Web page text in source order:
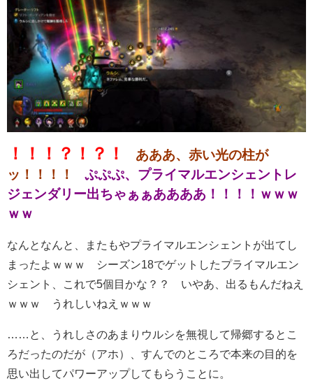
！！！？！？！
あああ、赤い光の柱が
ッ！！！！
ぷぷぷ、プライマルエンシェントレ
ジェンダリー出ちゃぁぁああああ！！！！ｗｗｗ
ｗｗ
なんとなんと、またもやプライマルエンシェントが出てし
まったよｗｗｗ シーズン18でゲットしたプライマルエン
シェント、これで5個目かな？？ いやあ、出るもんだねえ
ｗｗｗ うれしいねえｗｗｗ
……と、うれしさのあまりウルシを無視して帰郷するとこ
ろだったのだが（アホ）、すんでのところで本来の目的を
思い出してパワーアップしてもらうことに。